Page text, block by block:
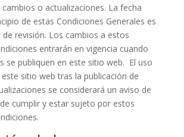
o actualizaciones. La fecha
de estas Condiciones Generales es
revisión. Los cambios a estos
entrarán en vigencia cuando
se publiquen en este sitio web. El uso
sitio web tras la publicación de
se considerará un aviso de
cumplir y estar sujeto por estos